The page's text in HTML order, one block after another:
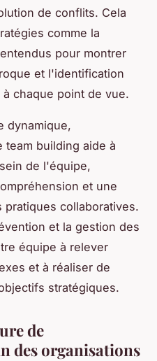
de conflits. Cela
comme la
pour montrer
et l'identification
chaque point de vue.
dynamique,
building aide à
de l'équipe,
et une
pratiques collaboratives.
et la gestion des
équipe à relever
et à réaliser de
stratégiques.
de
des organisations